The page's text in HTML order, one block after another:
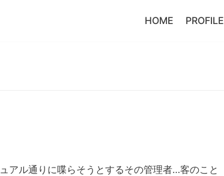
HOME PROFILE
アル通りに喋らそうとするその管理者…客のこと